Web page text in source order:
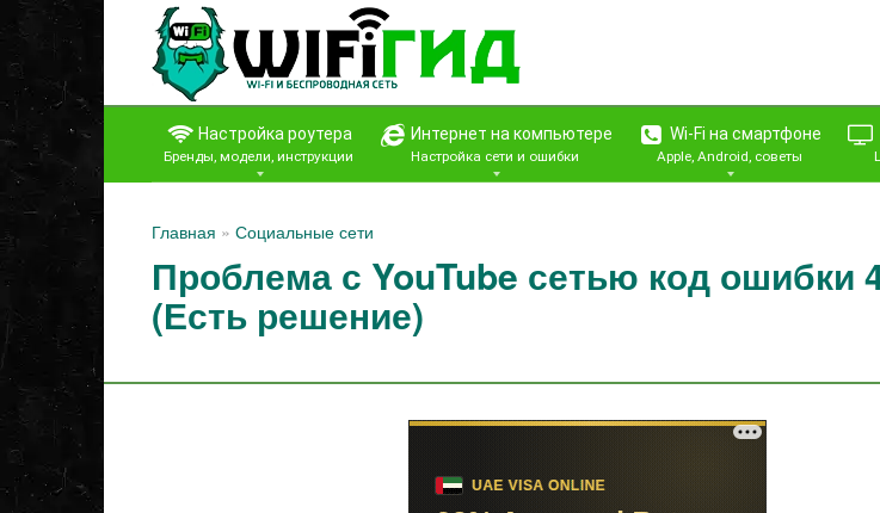
Перейти
контенту
Настройка роутера
Бренды, модели, инструкции
Интернет на компьютере
Настройка сети и ошибки
Wi-Fi на смартфоне
Apple, Android, советы
Главная » Социальные сети
Проблема с YouTube сетью код ошибки
(Есть решение)